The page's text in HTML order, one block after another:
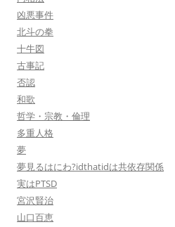
凶悪事件
北斗の拳
十牛図
古事記
否認
和歌
哲学・宗教・倫理
多重人格
夢
夢見るはにわ?idthatidは共依存関係
実はPTSD
宮沢賢治
山口百恵